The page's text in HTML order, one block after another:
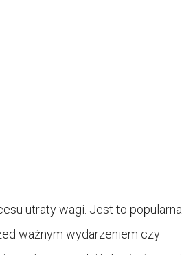
utraty wagi. Jest to popularna
ważnym wydarzeniem czy